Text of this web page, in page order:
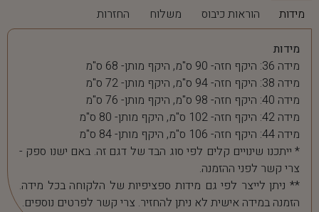
מידות הוראות כיבוס משלוח החזרות
מידות
מידה 36: היקף חזה- 90 ס"מ, היקף מותן- 68 ס"מ
מידה 38: היקף חזה- 94 ס"מ, היקף מותן- 72 ס"מ
מידה 40: היקף חזה- 98 ס"מ, היקף מותן- 76 ס"מ
מידה 42: היקף חזה- 102 ס"מ, היקף מותן- 80 ס"מ
מידה 44: היקף חזה- 106 ס"מ, היקף מותן- 84 ס"מ
* ייתכנו שינויים קלים לפי סוג הבד של דגם זה. באם ישנו ספק -
צרי קשר לפני ההזמנה.
** ניתן לייצר לפי גם מידות ספציפיות של הלקוחה בכל מידה.
הזמנה במידה אישית לא ניתן להחזיר. צרי קשר לפרטים נוספים.